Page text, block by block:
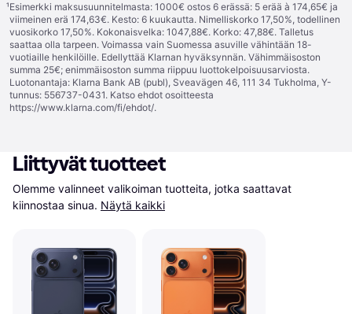
¹Esimerkki maksusuunnitelmasta: 1000€ ostos 6 erässä: 5 erää à 174,65€ ja
viimeinen erä 174,63€. Kesto: 6 kuukautta. Nimelliskorko 17,50%, todellinen
vuosikorko 17,50%. Kokonaisvelka: 1047,88€. Korko: 47,88€. Talletus
saattaa olla tarpeen. Voimassa vain Suomessa asuville vähintään 18-
vuotiaille henkilöille. Edellyttää Klarnan hyväksynnän. Vähimmäisoston
summa 25€; enimmäisoston summa riippuu luottokelpoisuusarviosta.
Luotonantaja: Klarna Bank AB (publ), Sveavägen 46, 111 34 Tukholma, Y-
tunnus: 556737-0431. Katso ehdot osoitteesta
https://www.klarna.com/fi/ehdot/.
Liittyvät tuotteet
Olemme valinneet valikoiman tuotteita, jotka saattavat
kiinnostaa sinua. Näytä kaikki